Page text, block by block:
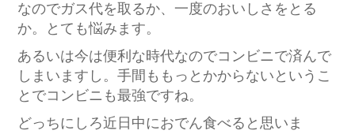
なのでガス代を取るか、一度のおいしさをとる
か。とても悩みます。
あるいは今は便利な時代なのでコンビニで済んで
しまいますし。手間ももっとかからないというこ
とでコンビニも最強ですね。
どっちにしろ近日中におでん食べると思いま